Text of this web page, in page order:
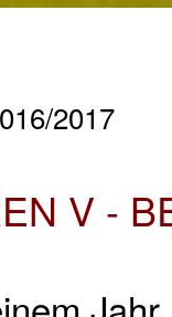
2017
V -